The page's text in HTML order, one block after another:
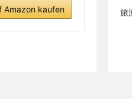
Amazon kaufen
旅